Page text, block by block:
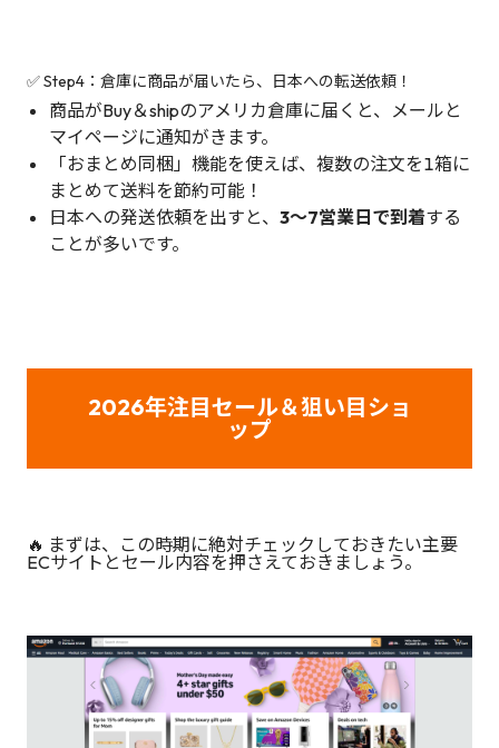
✅ Step4：倉庫に商品が届いたら、日本への転送依頼！
商品がBuy＆shipのアメリカ倉庫に届くと、メールと
マイページに通知がきます。
「おまとめ同梱」機能を使えば、複数の注文を1箱に
まとめて送料を節約可能！
日本への発送依頼を出すと、 3〜7営業日で到着する
ことが多いです。
2026年注目セール＆狙い目ショ
ップ
🔥 まずは、この時期に絶対チェックしておきたい主要
ECサイトとセール内容を押さえておきましょう。